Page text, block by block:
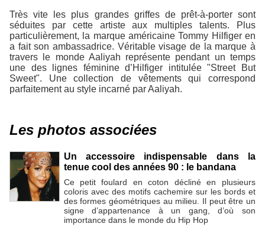
Très vite les plus grandes griffes de prêt-à-porter sont
séduites par cette artiste aux multiples talents. Plus
particulièrement, la marque américaine Tommy Hilfiger en
a fait son ambassadrice. Véritable visage de la marque à
travers le monde Aaliyah représente pendant un temps
une des lignes féminine d’Hilfiger intitulée "Street But
Sweet". Une collection de vêtements qui correspond
parfaitement au style incarné par Aaliyah.
Les photos associées
Un accessoire indispensable dans la
tenue cool des années 90 : le bandana
Ce petit foulard en coton décliné en plusieurs
coloris avec des motifs cachemire sur les bords et
des formes géométriques au milieu. Il peut être un
signe d’appartenance à un gang, d’où son
importance dans le monde du Hip Hop